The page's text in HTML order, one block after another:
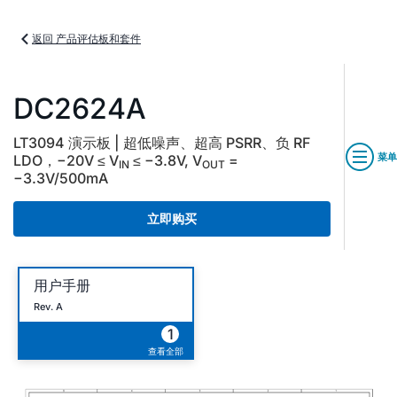
返回 产品评估板和套件
DC2624A
LT3094 演示板 | 超低噪声、超高 PSRR、负 RF
LDO，−20V ≤ VIN ≤ −3.8V, VOUT =
−3.3V/500mA
立即购买
菜单
用户手册
Rev. A
1
查看全部